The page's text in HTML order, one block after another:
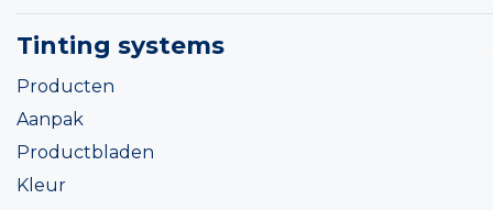
Tinting systems
Producten
Aanpak
Productbladen
Kleur